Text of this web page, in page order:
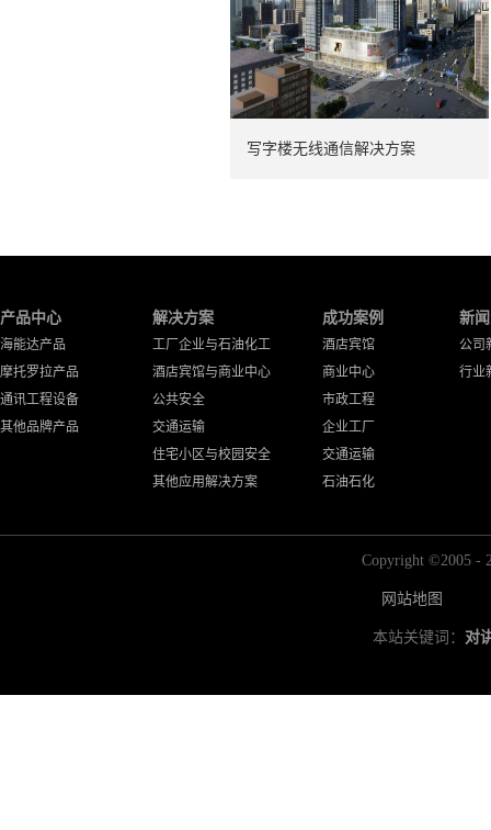
写字楼无线通信解决方案
产品中心
海能达产品
摩托罗拉产品
通讯工程设备
其他品牌产品
解决方案
工厂企业与石油化工
酒店宾馆与商业中心
公共安全
交通运输
住宅小区与校园安全
其他应用解决方案
成功案例
酒店宾馆
商业中心
市政工程
企业工厂
交通运输
石油石化
新
公司
行业
Copyright ©2005 -
网站地图
本站关键词： 对